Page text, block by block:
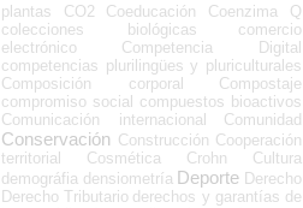
plantas
CO2 Coeducación
Coenzima Q
colecciones biológicas
comercio
electrónico
Competencia Digital
competencias plurilingües y pluriculturales
Composición corporal
Compostaje
compromiso social compuestos bioactivos
Comunicación internacional
Comunidad
Conservación Construcción Cooperación
territorial
Cosmética Crohn
Cultura
demográfia densiometría Deporte Derecho
Derecho Tributario derechos y garantías de